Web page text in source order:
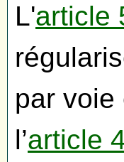
L'article
par voie
l’article